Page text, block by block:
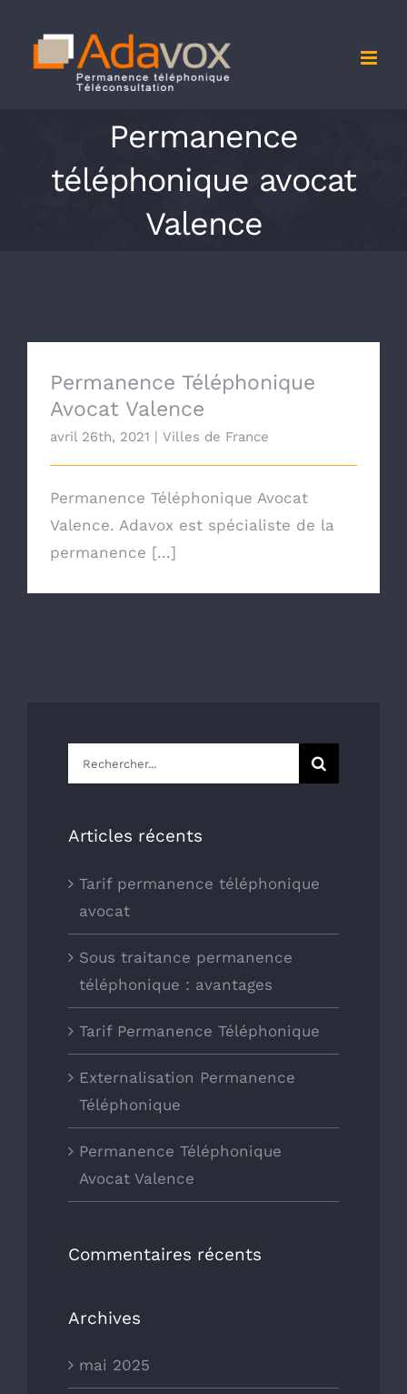
contenu
Permanence
téléphonique avocat
Valence
Permanence Téléphonique
Avocat Valence
avril 26th, 2021 | Villes de France
Permanence Téléphonique Avocat
Valence. Adavox est spécialiste de la
permanence [...]
Rechercher:
Articles récents
Tarif permanence téléphonique
avocat
Sous traitance permanence
téléphonique : avantages
Tarif Permanence Téléphonique
Externalisation Permanence
Téléphonique
Permanence Téléphonique
Avocat Valence
Commentaires récents
Archives
mai 2025